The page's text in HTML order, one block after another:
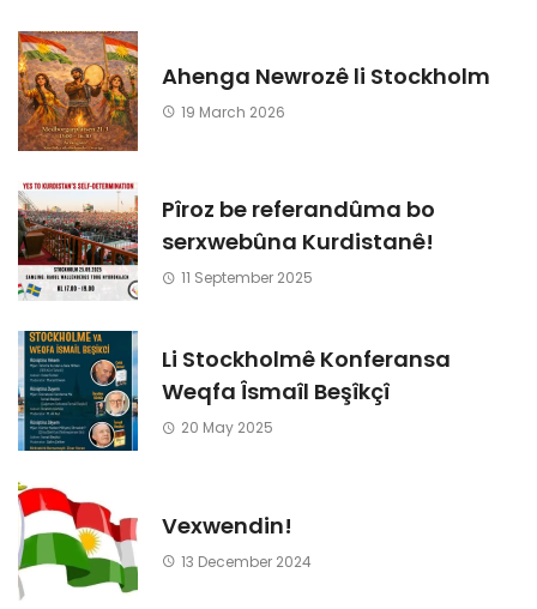
Ahenga Newrozê li Stockholm
19 March 2026
Pîroz be referandûma bo
serxwebûna Kurdistanê!
11 September 2025
Li Stockholmê Konferansa
Weqfa Îsmaîl Beşîkçî
20 May 2025
Vexwendin!
13 December 2024